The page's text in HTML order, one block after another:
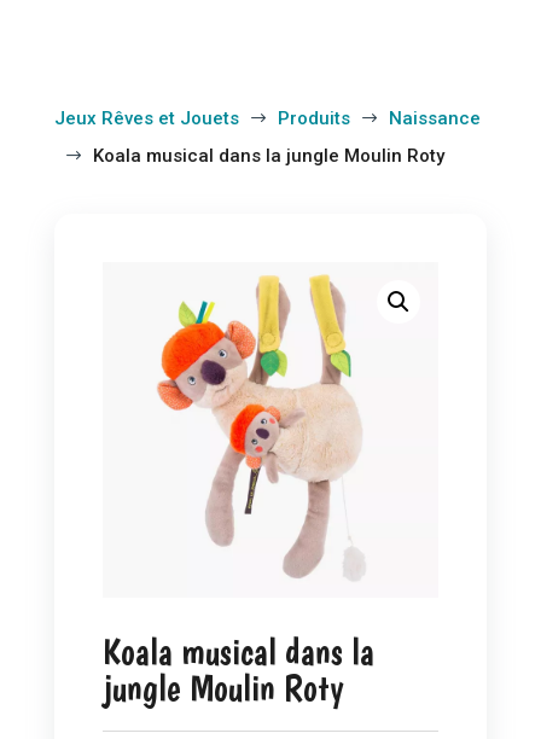
Jeux Rêves et Jouets $ Produits $ Naissance
$ Koala musical dans la jungle Moulin Roty
Koala musical dans la
jungle Moulin Roty